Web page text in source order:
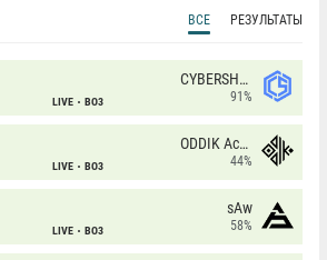
ВСЕ РЕЗУЛЬТАТЫ
LIVE BO3
CYBERSHOKE
91%
LIVE BO3
ODDIK Academy
44%
LIVE BO3
sAw
58%